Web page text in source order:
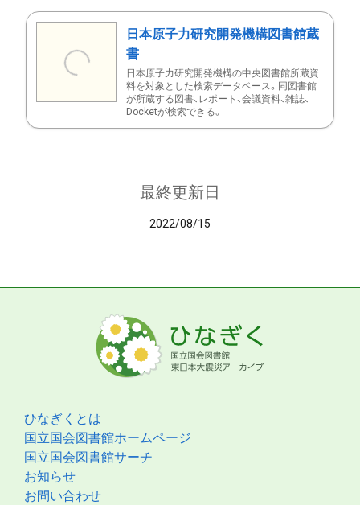
日本原子力研究開発機構図書館蔵
書
日本原子力研究開発機構の中央図書館所蔵資
料を対象とした検索データベース。同図書館
が所蔵する図書、レポート、会議資料、雑誌、
Docketが検索できる。
最終更新日
2022/08/15
ひなぎくとは
国立国会図書館ホームページ
国立国会図書館サーチ
お知らせ
お問い合わせ